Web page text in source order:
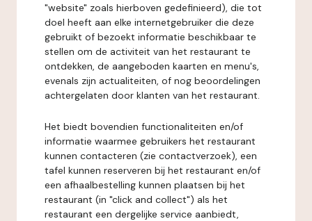
"website" zoals hierboven gedefinieerd), die tot
doel heeft aan elke internetgebruiker die deze
gebruikt of bezoekt informatie beschikbaar te
stellen om de activiteit van het restaurant te
ontdekken, de aangeboden kaarten en menu's,
evenals zijn actualiteiten, of nog beoordelingen
achtergelaten door klanten van het restaurant.
Het biedt bovendien functionaliteiten en/of
informatie waarmee gebruikers het restaurant
kunnen contacteren (zie contactverzoek), een
tafel kunnen reserveren bij het restaurant en/of
een afhaalbestelling kunnen plaatsen bij het
restaurant (in "click and collect") als het
restaurant een dergelijke service aanbiedt,